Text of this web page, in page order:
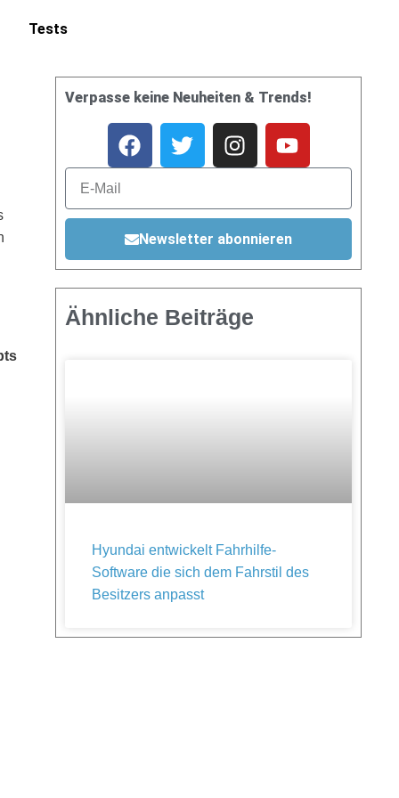
Tests
Verpasse keine Neuheiten & Trends!
Newsletter abonnieren
Ähnliche Beiträge
Hyundai entwickelt Fahrhilfe-
Software die sich dem Fahrstil des
Besitzers anpasst